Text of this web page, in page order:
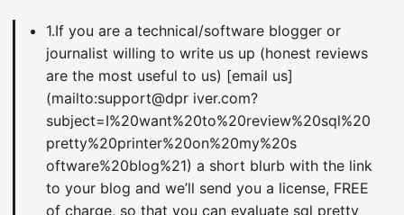
1.If you are a technical/software blogger or
journalist willing to write us up (honest reviews
are the most useful to us) [email us]
(mailto:support@dpr iver.com?
subject=I%20want%20to%20review%20sql%20
pretty%20printer%20on%20my%20s
oftware%20blog%21) a short blurb with the link
to your blog and we’ll send you a license, FREE
of charge, so that you can evaluate sql pretty